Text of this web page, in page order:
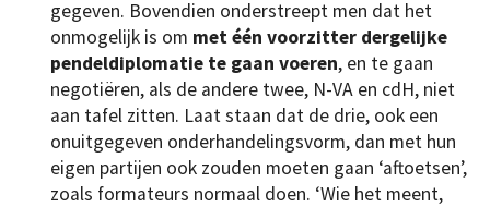
gegeven. Bovendien onderstreept men dat het
onmogelijk is om met één voorzitter dergelijke
pendeldiplomatie te gaan voeren, en te gaan
negotiëren, als de andere twee, N-VA en cdH, niet
aan tafel zitten. Laat staan dat de drie, ook een
onuitgegeven onderhandelingsvorm, dan met hun
eigen partijen ook zouden moeten gaan ‘aftoetsen’,
zoals formateurs normaal doen. ‘Wie het meent,